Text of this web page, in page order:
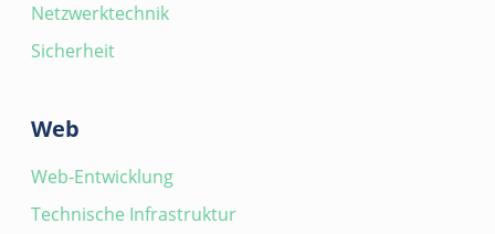
Netzwerktechnik
Sicherheit
Web
Web-Entwicklung
Technische Infrastruktur